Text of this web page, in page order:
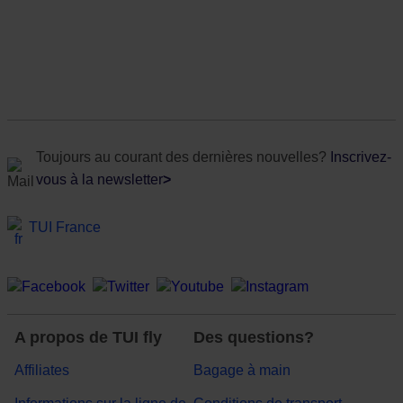
Toujours au courant des dernières nouvelles? Inscrivez-
vous à la newsletter>
TUI France
A propos de TUI fly
Affiliates
Des questions?
Bagage à main